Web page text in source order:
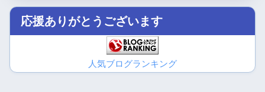
応援ありがとうございます
人気ブログランキング